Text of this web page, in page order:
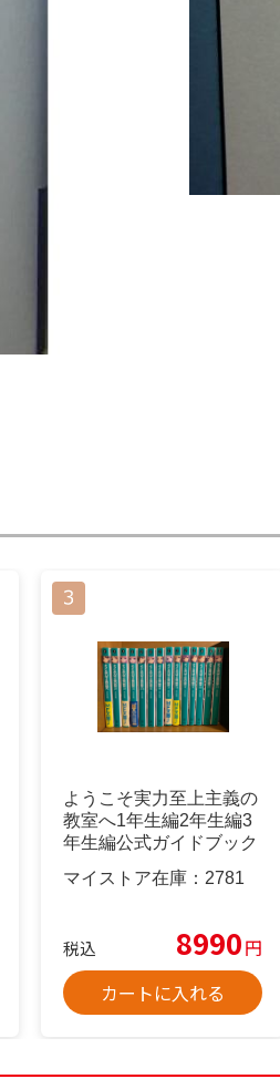
ようこそ実力至上主義の
教室へ1年生編2年生編3
年生編公式ガイドブック
マイストア在庫： 2781
税込 8990円
カートに入れる